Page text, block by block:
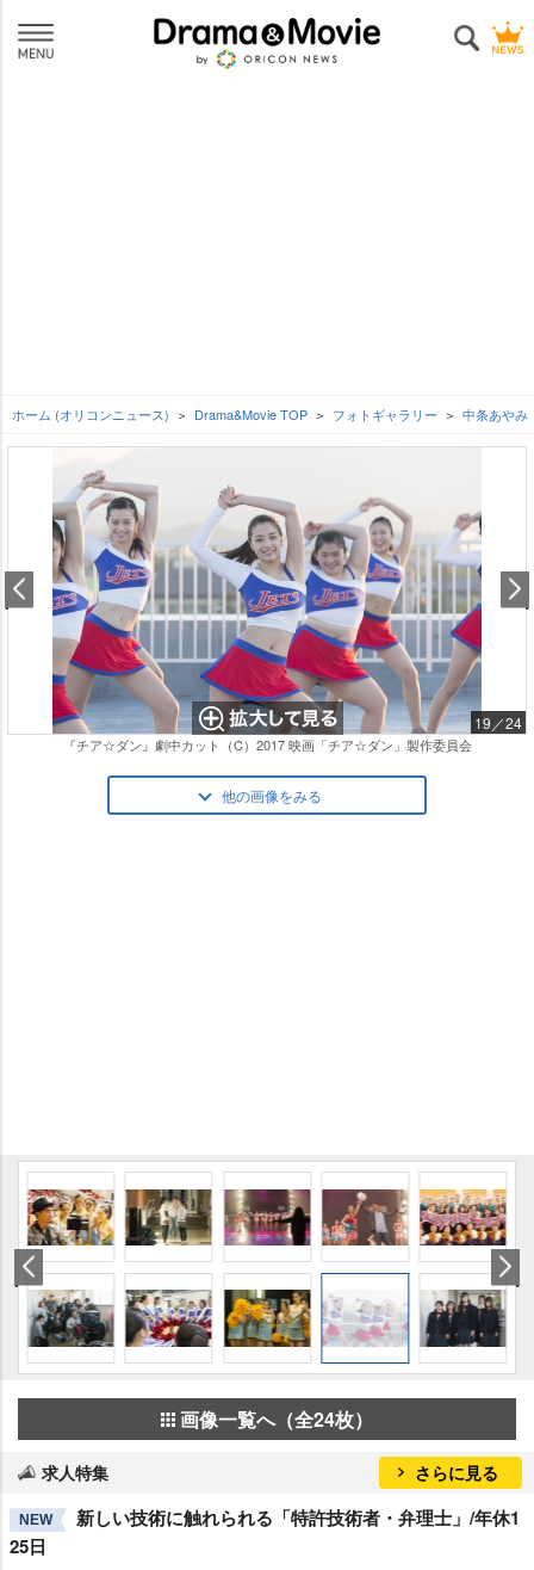
ホーム (オリコンニュース) Drama&Movie TOP フォトギャラリー 中条あやみ
19／24
『チア☆ダン』劇中カット（C）2017 映画「チア☆ダン」製作委員会
他の画像をみる
画像一覧へ（全24枚）
求人特集 さらに見る
NEW
新しい技術に触れられる「特許技術者・弁理士」/年休1
25日